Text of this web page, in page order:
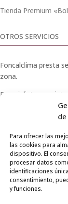
Para ofrecer las
las cookies para
dispositivo. El
procesar datos
identificaciones
consentimiento,
y funciones.
Tienda Premium
OTROS SERVICIOS
Foncalclima presta
zona.
Especialistas en
Pide presupuesto
© 2026